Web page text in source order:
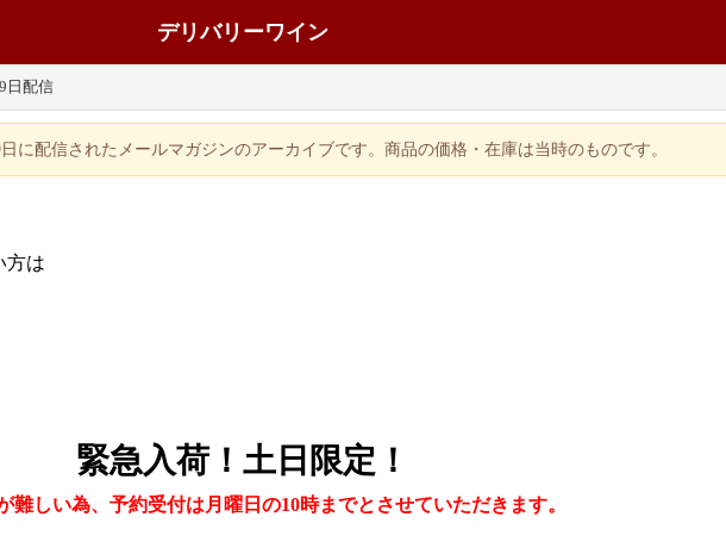
デリバリーワイン
日配信
に配信されたメールマガジンのアーカイブです。商品の価格・在庫は当時のものです。
方は
緊急入荷！土日限定！
難しい為、予約受付は月曜日の10時までとさせていただきます。